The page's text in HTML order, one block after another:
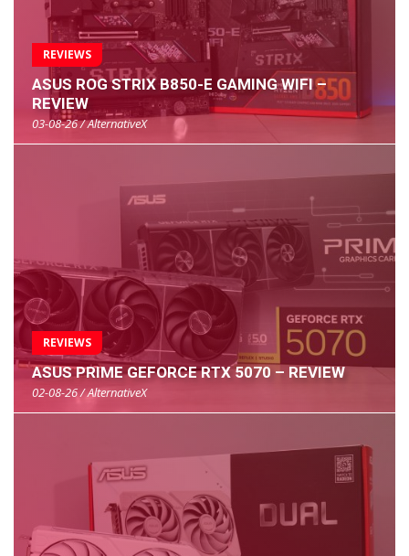
REVIEWS
ASUS ROG STRIX B850-E GAMING WIFI –
REVIEW
03-08-26 / AlternativeX
REVIEWS
ASUS PRIME GEFORCE RTX 5070 – REVIEW
02-08-26 / AlternativeX